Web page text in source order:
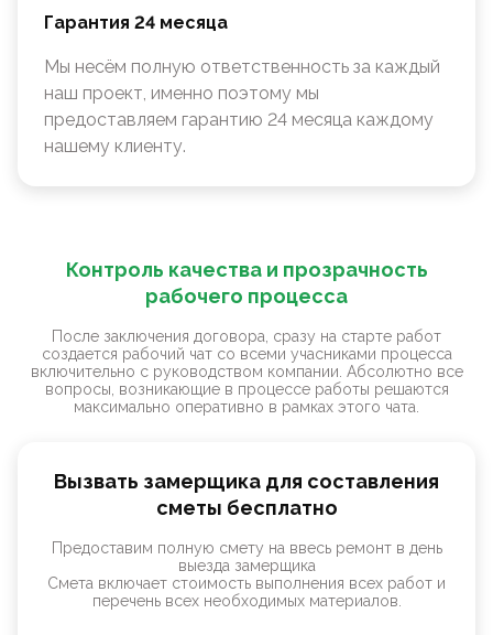
Гарантия 24 месяца
Мы несём полную ответственность за каждый
наш проект, именно поэтому мы
предоставляем гарантию 24 месяца каждому
нашему клиенту.
Контроль качества и прозрачность
рабочего процесса
После заключения договора, сразу на старте работ
создается рабочий чат со всеми учасниками процесса
включительно с руководством компании. Абсолютно все
вопросы, возникающие в процессе работы решаются
максимально оперативно в рамках этого чата.
Вызвать замерщика для составления
сметы бесплатно
Предоставим полную смету на ввесь ремонт в день
выезда замерщика
Смета включает стоимость выполнения всех работ и
перечень всех необходимых материалов.